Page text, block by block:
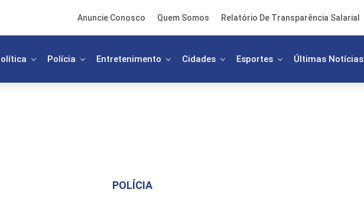
Anuncie Conosco Quem Somos Relatório De Transparência Salarial
Polícia Entretenimento Cidades Esportes Últimas Notícias
POLÍCIA